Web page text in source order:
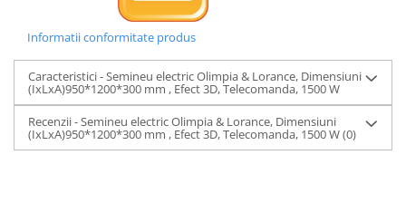
Informatii conformitate produs
Caracteristici - Semineu electric Olimpia & Lorance, Dimensiuni
(IxLxA)950*1200*300 mm , Efect 3D, Telecomanda, 1500 W
Recenzii - Semineu electric Olimpia & Lorance, Dimensiuni
(IxLxA)950*1200*300 mm , Efect 3D, Telecomanda, 1500 W(0)